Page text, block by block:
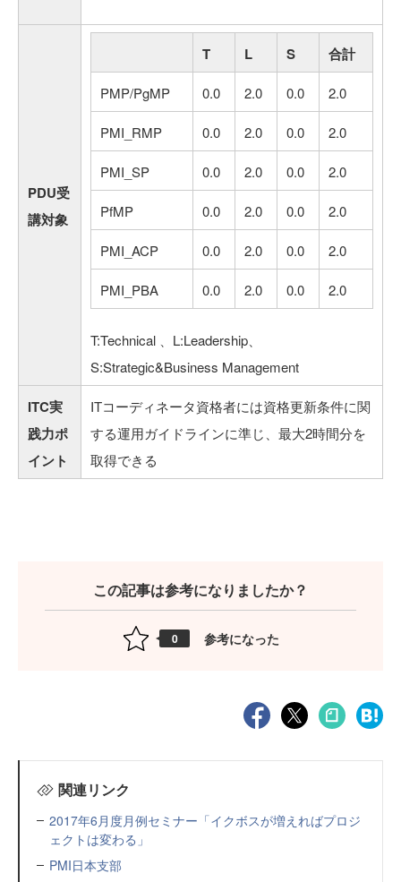
PDU受
講対象
T L S 合計
PMP/PgMP 0.0 2.0 0.0 2.0
PMI_RMP 0.0 2.0 0.0 2.0
PMI_SP 0.0 2.0 0.0 2.0
PfMP 0.0 2.0 0.0 2.0
PMI_ACP 0.0 2.0 0.0 2.0
PMI_PBA 0.0 2.0 0.0 2.0
T:Technical 、L:Leadership、
S:Strategic&Business Management
ITC実
践力ポ
イント
ITコーディネータ資格者には資格更新条件に関
する運用ガイドラインに準じ、最大2時間分を
取得できる
この記事は参考になりましたか？
0 参考になった
関連リンク
2017年6月度月例セミナー「イクボスが増えればプロジ
ェクトは変わる」
PMI日本支部